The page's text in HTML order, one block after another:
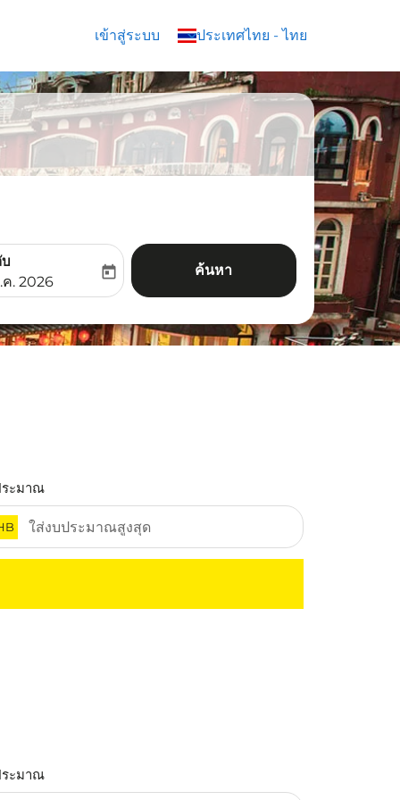
เข้าสู่ระบบ ประเทศไทย - ไทย
keyboard_arrow_down
labelreturn-date-aria-label
ค. 2026
today ค้นหา
ะมาณ
ะมาณ